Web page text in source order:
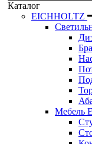
Каталог
EICHHOLTZ
Мебель